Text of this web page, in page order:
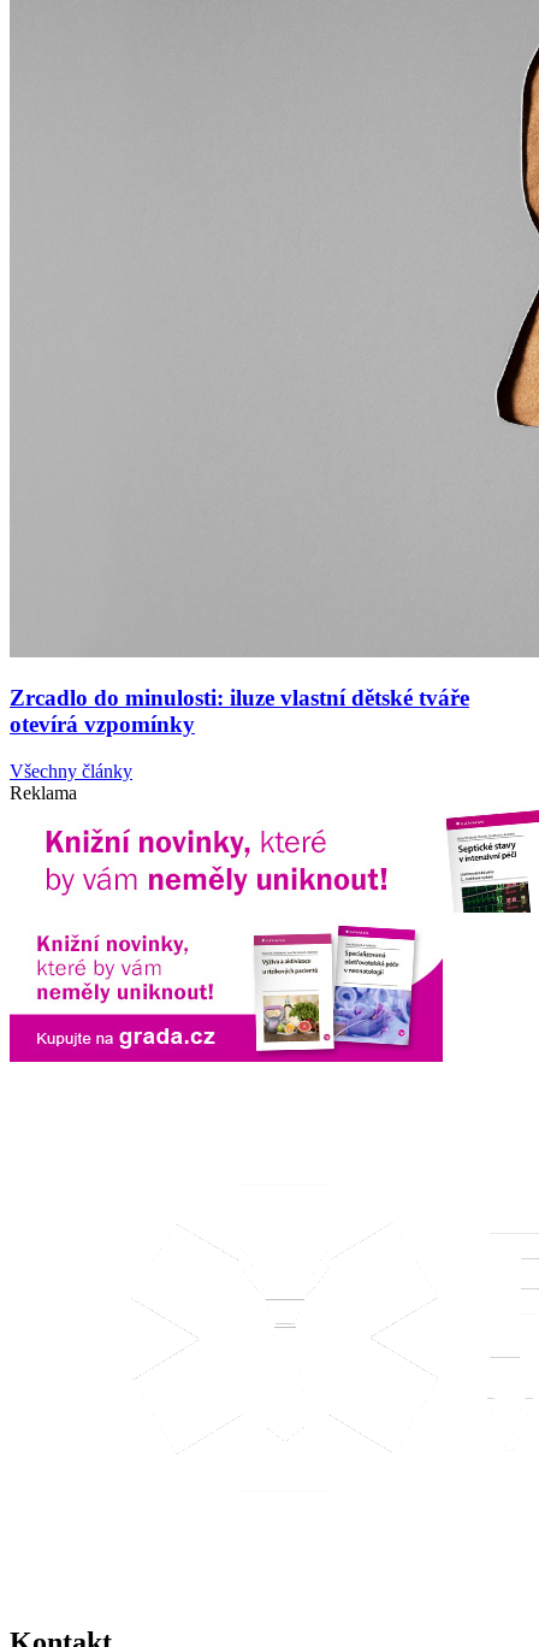
Zrcadlo do minulosti: iluze vlastní dětské tváře
otevírá vzpomínky
Všechny články
Reklama